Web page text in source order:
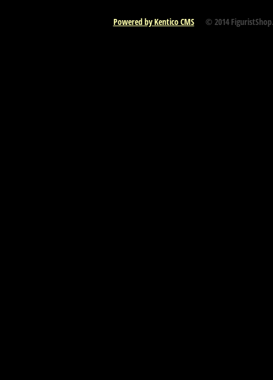
Powered by Kentico CMS© 2014